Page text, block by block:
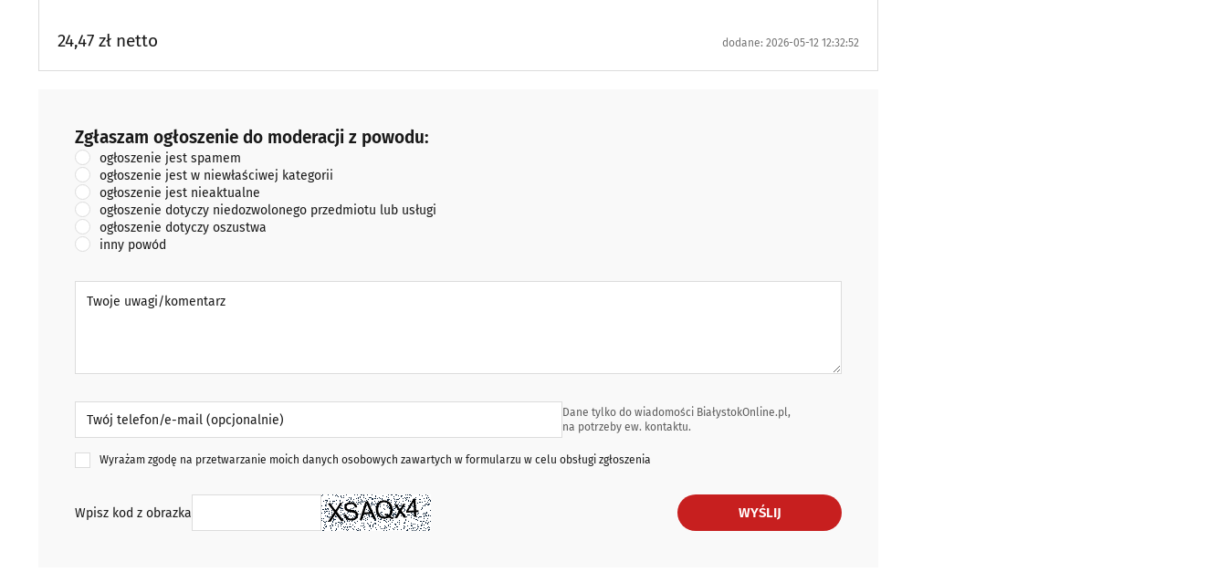
24,47 zł netto dodane: 2026-05-12 12:32:52
Zgłaszam ogłoszenie do moderacji z powodu:
Zgłaszam ogłoszenie do moderacji z powodu:
ogłoszenie jest spamem
ogłoszenie jest w niewłaściwej kategorii
ogłoszenie jest nieaktualne
ogłoszenie dotyczy niedozwolonego przedmiotu lub usługi
ogłoszenie dotyczy oszustwa
inny powód
Dane tylko do wiadomości BiałystokOnline.pl,
na potrzeby ew. kontaktu.
Wyrażam zgodę na przetwarzanie moich danych osobowych zawartych w formularzu w celu obsługi zgłoszenia
Wpisz kod z obrazka WYŚLIJ